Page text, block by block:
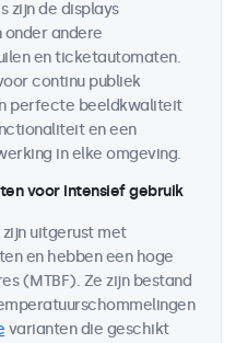
zijn de displays
andere
en ticketautomaten.
continu publiek
perfecte beeldkwaliteit
en een
in elke omgeving.
voor intensief gebruik
uitgerust met
en hebben een hoge
(MTBF). Ze zijn bestand
varianten die geschikt